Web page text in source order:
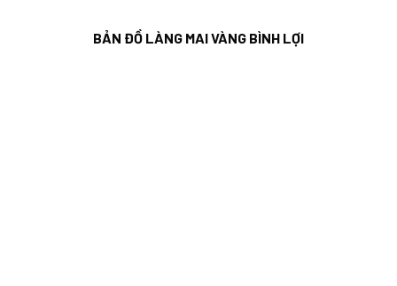
BẢN ĐỒ LÀNG MAI VÀNG BÌNH LỢI